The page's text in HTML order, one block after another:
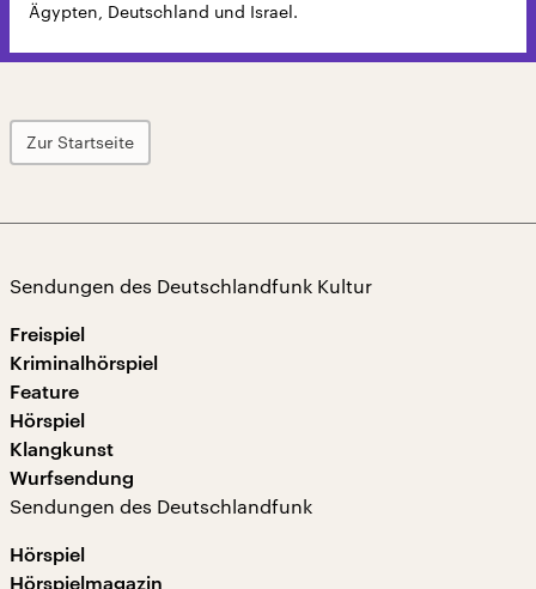
Ägypten, Deutschland und Israel.
Zur Startseite
Sendungen des Deutschlandfunk Kultur
Freispiel
Kriminalhörspiel
Feature
Hörspiel
Klangkunst
Wurfsendung
Sendungen des Deutschlandfunk
Hörspiel
Hörspielmagazin